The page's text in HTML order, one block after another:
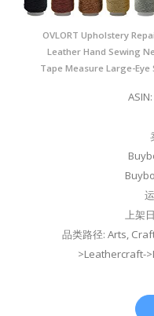
OVLORT Upholstery
Leather Hand Sewing
Tape Measure Large-
上架
品类路径: Arts,
>Leathercraft-